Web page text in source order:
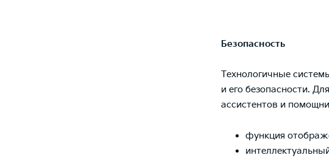
Безопасность
Технологичные
и его безопасности.
ассистентов и
функция